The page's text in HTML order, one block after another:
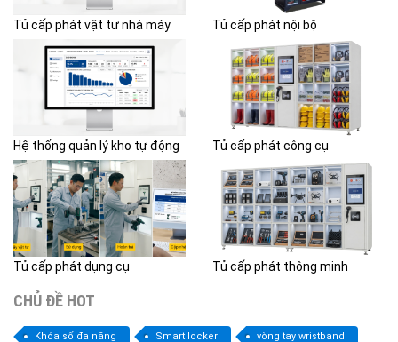
Tủ cấp phát vật tư nhà máy Tủ cấp phát nội bộ
Hệ thống quản lý kho tự động Tủ cấp phát công cụ
Tủ cấp phát dụng cụ Tủ cấp phát thông minh
CHỦ ĐỀ HOT
Khóa số đa năng Smart locker vòng tay wristband